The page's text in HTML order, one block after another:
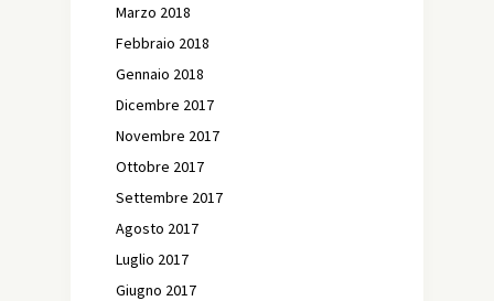
Marzo 2018
Febbraio 2018
Gennaio 2018
Dicembre 2017
Novembre 2017
Ottobre 2017
Settembre 2017
Agosto 2017
Luglio 2017
Giugno 2017